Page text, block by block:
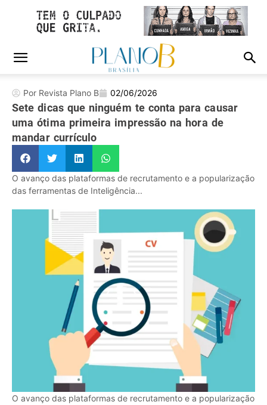
Por Revista Plano B 02/06/2026
Sete dicas que ninguém te conta para causar
uma ótima primeira impressão na hora de
mandar currículo
O avanço das plataformas de recrutamento e a popularização
das ferramentas de Inteligência...
O avanço das plataformas de recrutamento e a popularização